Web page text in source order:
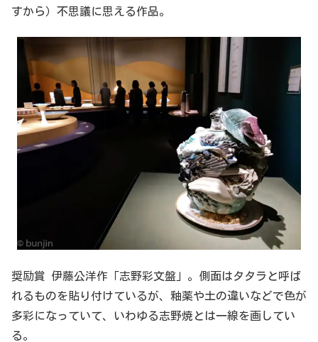
すから）不思議に思える作品。
奨励賞 伊藤公洋作「志野彩文盤」。側面はタタラと呼ば
れるものを貼り付けているが、釉薬や土の違いなどで色が
多彩になっていて、いわゆる志野焼とは一線を画してい
る。